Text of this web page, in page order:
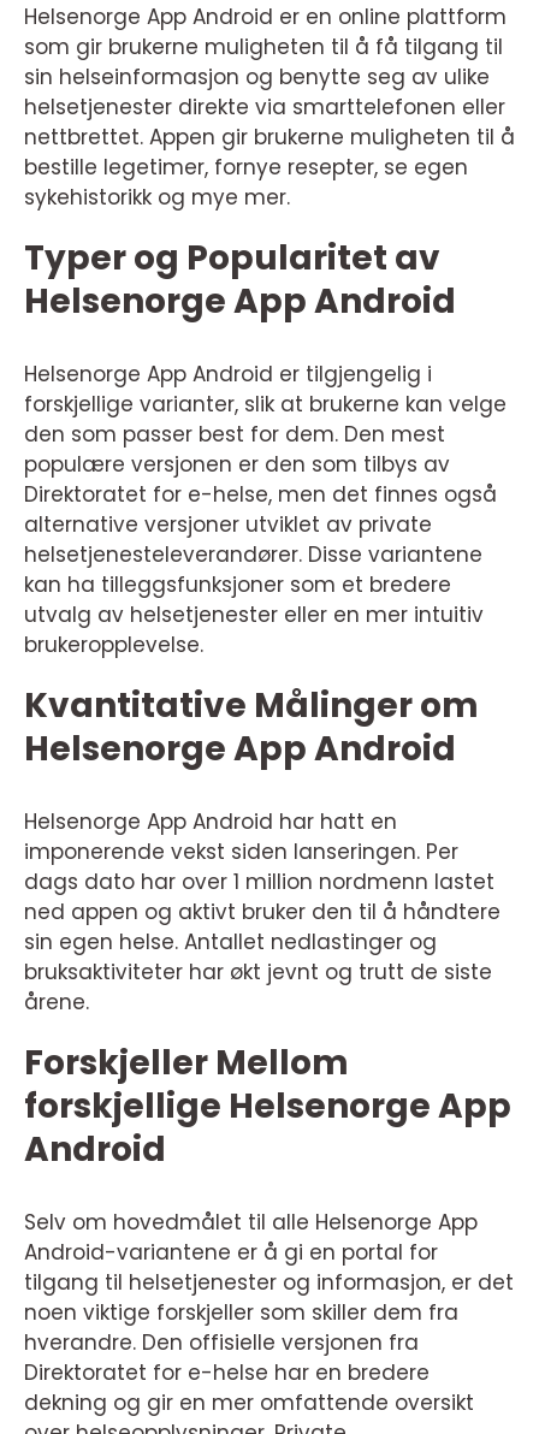
Helsenorge App Android er en online plattform
som gir brukerne muligheten til å få tilgang til
sin helseinformasjon og benytte seg av ulike
helsetjenester direkte via smarttelefonen eller
nettbrettet. Appen gir brukerne muligheten til å
bestille legetimer, fornye resepter, se egen
sykehistorikk og mye mer.
Typer og Popularitet av
Helsenorge App Android
Helsenorge App Android er tilgjengelig i
forskjellige varianter, slik at brukerne kan velge
den som passer best for dem. Den mest
populære versjonen er den som tilbys av
Direktoratet for e-helse, men det finnes også
alternative versjoner utviklet av private
helsetjenesteleverandører. Disse variantene
kan ha tilleggsfunksjoner som et bredere
utvalg av helsetjenester eller en mer intuitiv
brukeropplevelse.
Kvantitative Målinger om
Helsenorge App Android
Helsenorge App Android har hatt en
imponerende vekst siden lanseringen. Per
dags dato har over 1 million nordmenn lastet
ned appen og aktivt bruker den til å håndtere
sin egen helse. Antallet nedlastinger og
bruksaktiviteter har økt jevnt og trutt de siste
årene.
Forskjeller Mellom
forskjellige Helsenorge App
Android
Selv om hovedmålet til alle Helsenorge App
Android-variantene er å gi en portal for
tilgang til helsetjenester og informasjon, er det
noen viktige forskjeller som skiller dem fra
hverandre. Den offisielle versjonen fra
Direktoratet for e-helse har en bredere
dekning og gir en mer omfattende oversikt